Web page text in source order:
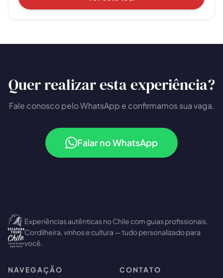
Quer realizar esta experiência?
Fale conosco pelo WhatsApp e confirmamos sua vaga.
Falar no WhatsApp
Experiências autênticas no Chile com guias profissionais.
Cordilheira, vinhos e cultura — tudo personalizado para
você.
NAVEGAÇÃO CONTATO